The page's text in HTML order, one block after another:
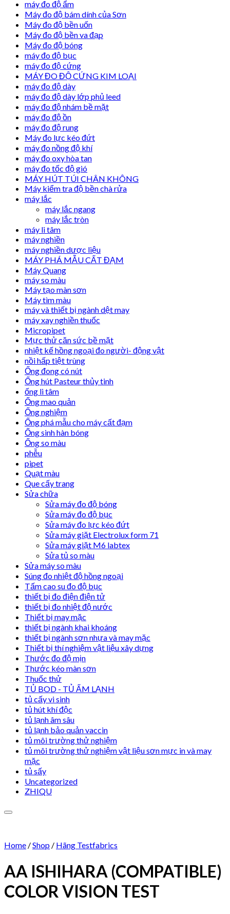
máy đo độ ẩm
Máy đo độ bám dính của Sơn
Máy đo độ bền uốn
Máy đo độ bền va đạp
Máy đo độ bóng
máy đo độ bục
máy đo độ cứng
MÁY ĐO ĐỘ CỨNG KIM LOẠI
máy đo độ dày
máy đo độ dày lớp phủ leed
máy đo độ nhám bề mặt
máy đo độ ồn
máy đo độ rung
Máy đo lực kéo đứt
máy đo nồng độ khí
máy đo oxy hòa tan
máy đo tốc độ gió
MÁY HÚT TÚI CHÂN KHÔNG
Máy kiểm tra độ bền chà rửa
máy lắc
máy lắc ngang
máy lắc tròn
máy li tâm
máy nghiền
máy nghiền dược liệu
MÁY PHÁ MẪU CẤT ĐẠM
Máy Quang
máy so màu
Máy tạo màn sơn
Máy tìm màu
máy và thiết bị ngành dệt may
máy xay nghiền thuốc
Micropipet
Mực thử căn sức bề mặt
nhiệt kế hồng ngoại đo người- động vật
nồi hấp tiệt trùng
Ống đong có nút
Ống hút Pasteur thủy tinh
ống li tâm
Ống mao quản
Ống nghiệm
Ống phá mẫu cho máy cất đạm
Ống sinh hàn bóng
Ống so màu
phễu
pipet
Quạt màu
Que cấy trang
Sửa chữa
Sửa máy đo độ bóng
Sửa máy đo độ bục
Sửa máy đo lực kéo đứt
Sửa máy giặt Electrolux form 71
Sửa máy giặt M6 labtex
Sửa tủ so màu
Sửa máy so màu
Súng đo nhiệt độ hồng ngoại
Tấm cao su đo độ bục
thiết bị đo điện điện tử
thiết bị đo nhiệt độ nước
Thiết bị may mặc
thiết bị ngành khai khoáng
thiết bị ngành sơn nhựa và may mặc
Thiết bị thí nghiệm vật liệu xây dựng
Thước đo độ mịn
Thước kéo màn sơn
Thuốc thử
TỦ BOD - TỦ ẤM LẠNH
tủ cấy vi sinh
tủ hút khí độc
tủ lạnh âm sâu
tủ lạnh bảo quản vaccin
tủ môi trường thử nghiệm
tủ môi trường thử nghiệm vật liệu sơn mực in và may
mặc
tủ sấy
Uncategorized
ZHIQU
Add to wishlist
Home /Shop / Hãng Testfabrics
AA ISHIHARA (COMPATIBLE)
COLOR VISION TEST